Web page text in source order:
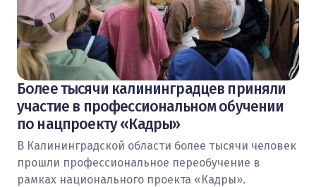
Более тысячи калининградцев приняли
участие в профессиональном обучении
по нацпроекту «Кадры»
В Калининградской области более тысячи человек
прошли профессиональное переобучение в
рамках национального проекта «Кадры».